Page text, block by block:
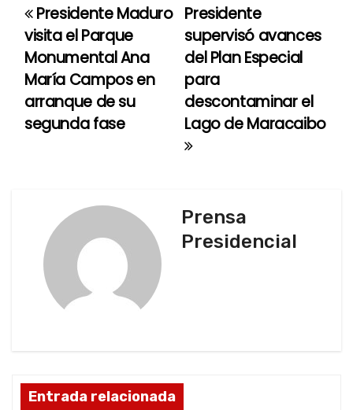
N
a
v
e
e
Presidente
supervisó avances
del Plan Especial
para
descontaminar el
Lago de Maracaibo
Presidente Maduro
visita el Parque
Monumental Ana
María Campos en
arranque de su
segunda fase
Prensa
Presidencial
Entrada relacionada